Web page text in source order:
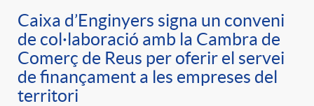
Caixa d’Enginyers signa un conveni
de col·laboració amb la Cambra de
Comerç de Reus per oferir el servei
de finançament a les empreses del
territori